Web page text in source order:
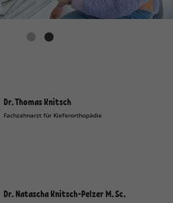
Dr. Thomas Knitsch
Fachzahnarzt für Kieferorthopädie
Dr. Natascha Knitsch-Pelzer M. Sc.